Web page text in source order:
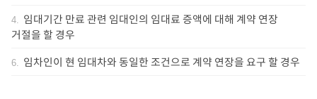
4. 임대기간 만료 관련 임대인의 임대료 증액에 대해 계약 연장
거절을 할 경우
6. 임차인이 현 임대차와 동일한 조건으로 계약 연장을 요구 할 경우